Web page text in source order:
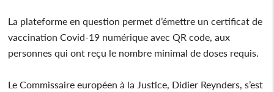
La plateforme en question permet d’émettre un certificat de
vaccination Covid-19 numérique avec QR code, aux
personnes qui ont reçu le nombre minimal de doses requis.
Le Commissaire européen à la Justice, Didier Reynders, s’est